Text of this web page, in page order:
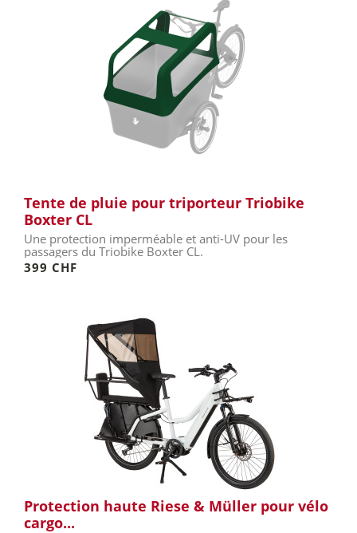
Tente de pluie pour triporteur Triobike
Boxter CL
Une protection imperméable et anti-UV pour les
passagers du Triobike Boxter CL.
399 CHF
Protection haute Riese & Müller pour vélo
cargo...